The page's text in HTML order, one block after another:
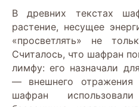
В древних текстах
растение, несущее
«просветлять» не
Считалось, что шафран
лимфу: его назначали
— внешнего отражения
шафран